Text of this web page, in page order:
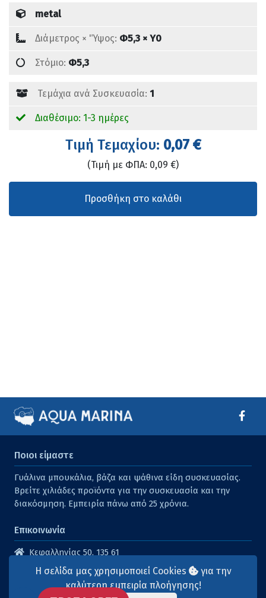
metal
Διάμετρος × 'Ύψος: Φ5,3 × Υ0
Στόμιο: Φ5,3
Τεμάχια ανά Συσκευασία: 1
Διαθέσιμο: 1-3 ημέρες
Tιμή Τεμαχίου: 0,07 €
(Τιμή με ΦΠΑ: 0,09 €)
Ποιοι είμαστε
Γυάλινα μπουκάλια, βάζα και ψάθινα είδη συσκευασίας.
Βρείτε χιλιάδες προϊόντα για την συσκευασία και την
διακόσμηση. Εμπειρία πάνω από 25 χρόνια.
Επικοινωνία
Κεφαλληνίας 50, 135 61
Άγιοι Ανάργυροι
210 2614316
Η σελίδα μας χρησιμοποιεί Cookies
για την
καλύτερη εμπειρία πλοήγησης!